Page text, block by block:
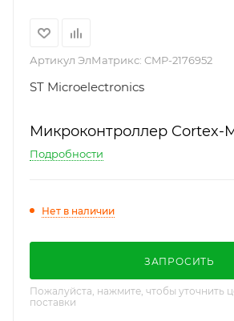
Артикул ЭлМатрикс: CMP-2176952
ST Microelectronics
Микроконтроллер Cortex-
Подробности
Нет в наличии
ЗАПРОСИТЬ
Пожалуйста, нажмите, чтобы уточнить
поставки